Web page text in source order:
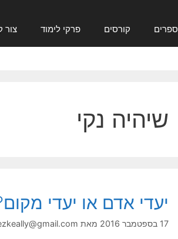
ספרים קורסים פרקי לימוד צור
שיהיה נקי
יעדי אדם או יעדי
17 בספטמבר 2016 מאת